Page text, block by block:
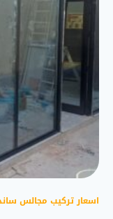
اسعار تركيب مجالس